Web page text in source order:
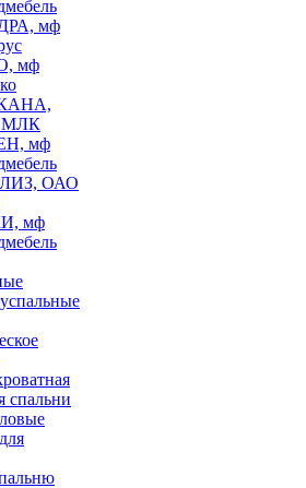
мф
мф
мф
ОАО
мф
спальни